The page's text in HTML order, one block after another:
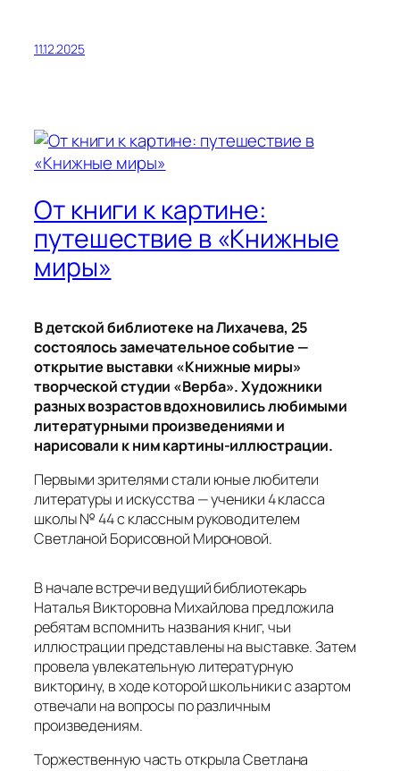
11.12.2025
От книги к картине:
путешествие в «Книжные
миры»
В детской библиотеке на Лихачева, 25
состоялось замечательное событие —
открытие выставки «Книжные миры»
творческой студии «Верба».Художники
разных возрастов вдохновились любимыми
литературными произведениями и
нарисовали к ним картины-иллюстрации.
Первыми зрителями стали юные любители
литературы и искусства — ученики 4 класса
школы № 44 с классным руководителем
Светланой Борисовной Мироновой.
В начале встречи ведущий библиотекарь
Наталья Викторовна Михайлова предложила
ребятам вспомнить названия книг, чьи
иллюстрации представлены на выставке. Затем
провела увлекательную литературную
викторину, в ходе которой школьники с азартом
отвечали на вопросы по различным
произведениям.
Торжественную часть открыла Светлана